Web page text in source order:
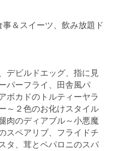
＆スイーツ、飲み放題ド
デビルドエッグ、指に見
パーフライ、田舎風パ
カドのトルティーヤラ
～２色のお化けスタイル
肉のディアブル～小悪魔
スペアリブ、フライドチ
タ、茸とペパロニのスパ